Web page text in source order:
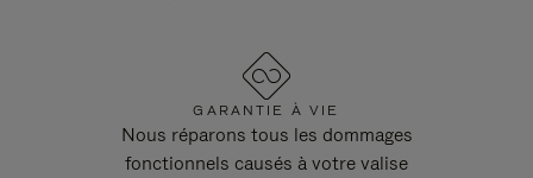
GARANTIE À VIE
Nous réparons tous les dommages
fonctionnels causés à votre valise